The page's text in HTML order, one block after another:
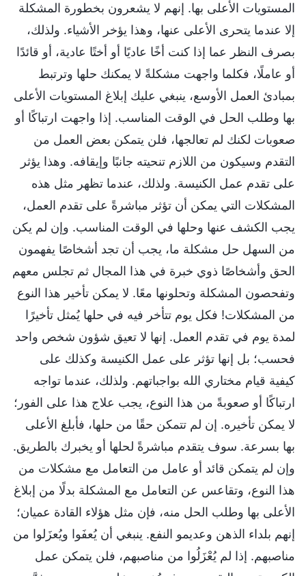
المستويات الأعلى بها. إنهم لا يشعرون بخطورة المشكلة
إلا عندما يتحرى الأعلى عنها، وهذا يؤخر الأشياء. ولذلك،
بصرف النظر عما إذا كنت أخًا عاديًا أو أختًا عادية، أو قائدًا
أو عاملًا، فكلما واجهت مشكلةً لا يمكنك حلها وترتبط
بمبادئ العمل الأوسع، ينبغي عليك إبلاغ المستويات الأعلى
بها وطلب الحل في الوقت المناسب. إذا واجهت ارتباكًا أو
صعوبات لكنك لم تعالجها، فلن يتمكن بعض العمل من
التقدم وسيكون من اللازم تنحيته جانبًا وإيقافه. وهذا يؤثر
على تقدم عمل الكنيسة. ولذلك، عندما تظهر مثل هذه
المشكلات التي يمكن أن تؤثر مباشرةً على تقدم العمل،
يجب الكشف عنها وحلها في الوقت المناسب. وإن لم يكن
من السهل حل مشكلة ما، يجب أن تجد أشخاصًا يفهمون
الحق وأشخاصًا ذوي خبرة في هذا المجال ثم تجلس معهم
وتفحصون المشكلة وتحلونها معًا. لا يمكن تأخير هذا النوع
من المشكلات! فكل يوم تتأخر فيه في حلها يُمثل تأخيرًا
لمدة يوم في تقدم العمل. إنها لا تعيق شؤون شخص واحد
فحسب؛ بل إنها تؤثر على عمل الكنيسة وكذلك على
كيفية قيام مختاري الله بواجباتهم. ولذلك، عندما تواجه
ارتباكًا أو صعوبةً من هذا النوع، يجب علاج هذا على الفور؛
لا يمكن تأخيره. إن لم تتمكن حقًا من حلها، فأبلغ الأعلى
بها بسرعة. سوف يتقدم مباشرةً لحلها أو يخبرك بالطريق.
وإن لم يتمكن قائد أو عامل من التعامل مع مشكلات من
هذا النوع، وتقاعس عن التعامل مع المشكلة بدلًا من إبلاغ
الأعلى بها وطلب الحل منه، فإن مثل هؤلاء القادة عميان؛
إنهم بلداء الذهن وعديمو النفع. ينبغي أن يُعفَوا ويُعزَلوا من
مناصبهم. إذا لم يُعْزَلُوا من مناصبهم، فلن يتمكن عمل